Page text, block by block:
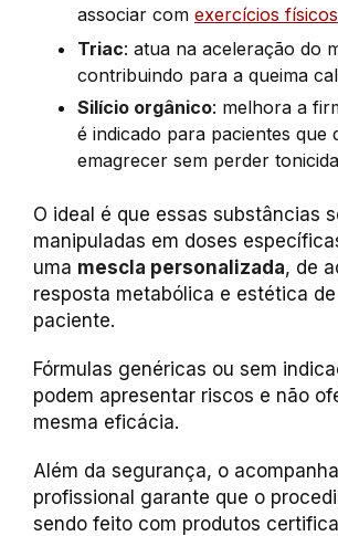
associar com exercícios físicos
Triac: atua na aceleração do
contribuindo para a queima
Silício orgânico: melhora a
é indicado para pacientes que
emagrecer sem perder
O ideal é que essas substâncias
manipuladas em doses
uma mescla personalizada, de
resposta metabólica e estética
paciente.
Fórmulas genéricas ou sem
podem apresentar riscos e não
mesma eficácia.
Além da segurança, o
profissional garante que o
sendo feito com produtos